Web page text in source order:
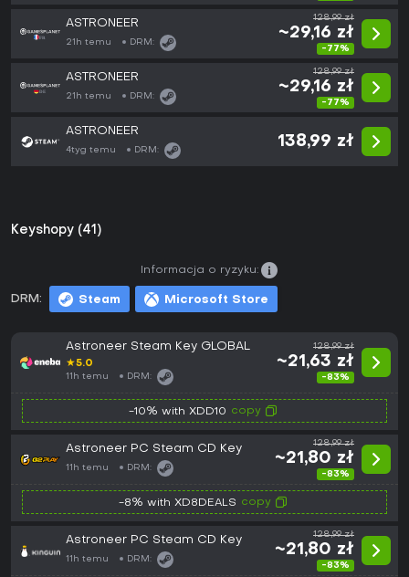
ASTRONEER
21h temu DRM:
128,99 zł
~29,16 zł
-77%
ASTRONEER
21h temu DRM:
128,99 zł
~29,16 zł
-77%
ASTRONEER
4tyg temu DRM:
138,99 zł
Keyshopy (41)
DRM: Steam Microsoft Store
Informacja o ryzyku:
Astroneer Steam Key GLOBAL
★5.0
11h temu DRM:
128,99 zł
~21,63 zł
-83%
-10% with XDD10 copy
Astroneer PC Steam CD Key
11h temu DRM:
128,99 zł
~21,80 zł
-83%
-8% with XD8DEALS copy
Astroneer PC Steam CD Key
11h temu DRM:
128,99 zł
~21,80 zł
-83%